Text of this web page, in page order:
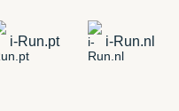
i-Run.pt i-Run.nl